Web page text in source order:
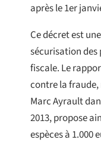
après le 1er
Ce décret est
sécurisation des
fiscale. Le
contre la
Marc Ayrault
2013, propose
espèces à 1.000